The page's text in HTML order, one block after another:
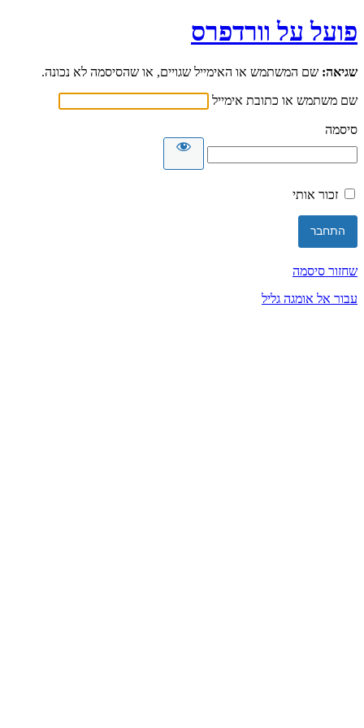
פועל על וורדפרס
שגיאה: שם המשתמש או האימייל שגויים, או שהסיסמה לא נכונה.
שם משתמש או כתובת אימייל
סיסמה
זכור אותי
שחזור סיסמה
עבור אל אומגה גליל